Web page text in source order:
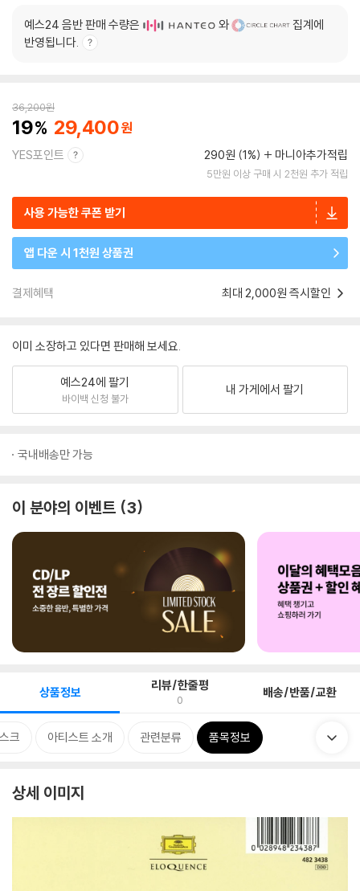
예스24 음반 판매 수량은 와
집계에
반영됩니다.
36,200원
19 29,400
YES포인트 290원 (1%) 마니아추가적립
5만원 이상 구매 시 2천원 추가 적립
사용 가능한 쿠폰 받기
앱 다운 시 1천원 상품권
결제혜택 최대 2,000원 즉시할인
이미 소장하고 있다면 판매해 보세요.
예스24에 팔기
바이백 신청 불가
내 가게에서 팔기
국내배송만 가능
이 분야의 이벤트 3
상품정보 리뷰/한줄평
0 배송/반품/교환
크 아티스트 소개 관련분류 품목정보
상세 이미지